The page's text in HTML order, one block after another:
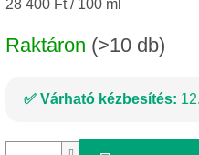
Egységár:
28 400 Ft / 100 ml
Raktáron (>10 db)
Várható kézbesítés: